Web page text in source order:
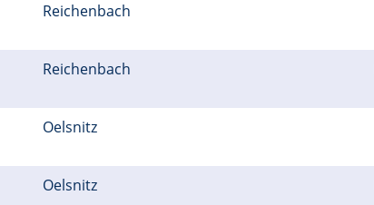
Reichenbach
Reichenbach
Oelsnitz
Oelsnitz